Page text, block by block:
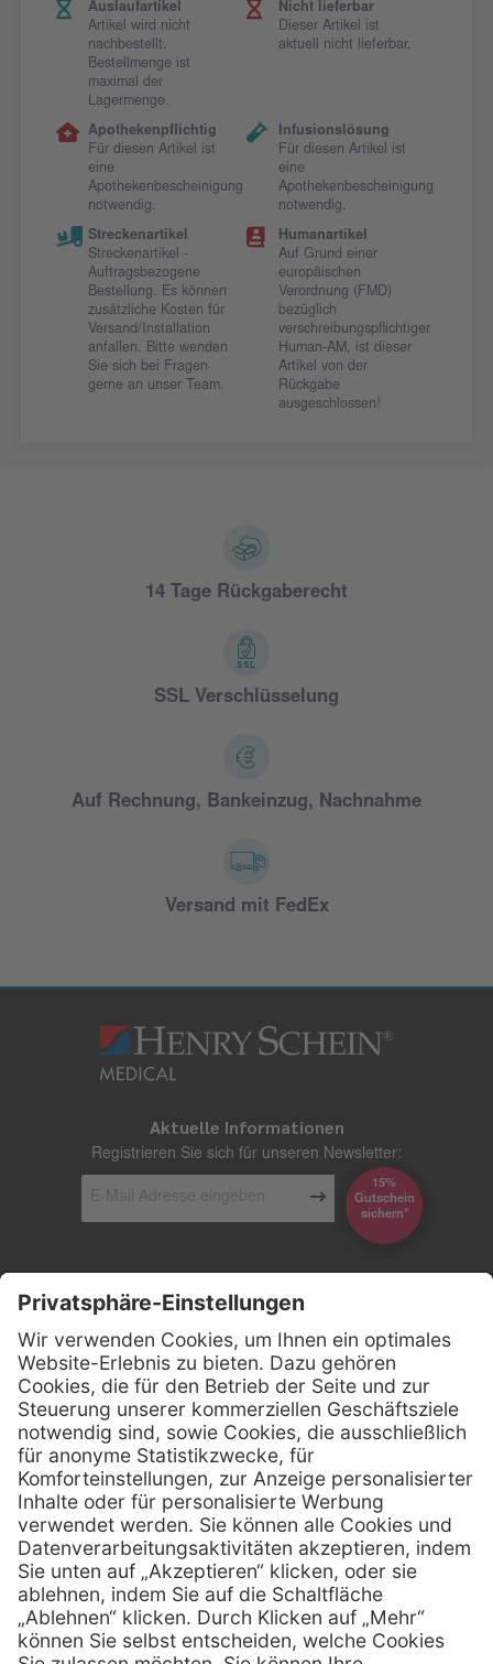
Auslaufartikel
Artikel wird nicht
nachbestellt.
Bestellmenge ist
maximal der
Lagermenge.
Nicht lieferbar
Dieser Artikel ist
aktuell nicht lieferbar.
Apothekenpflichtig
Für diesen Artikel ist
eine
Apothekenbescheinigung
notwendig.
Infusionslösung
Für diesen Artikel ist
eine
Apothekenbescheinigung
notwendig.
Streckenartikel
Streckenartikel -
Auftragsbezogene
Bestellung. Es können
zusätzliche Kosten für
Versand/Installation
anfallen. Bitte wenden
Sie sich bei Fragen
gerne an unser Team.
Humanartikel
Auf Grund einer
europäischen
Verordnung (FMD)
bezüglich
verschreibungspflichtiger
Human-AM, ist dieser
Artikel von der
Rückgabe
ausgeschlossen!
14 Tage Rückgaberecht
SSL Verschlüsselung
Auf Rechnung, Bankeinzug, Nachnahme
Versand mit FedEx
Aktuelle Informationen
Registrieren Sie sich für unseren Newsletter:
15%
Gutschein
*sichern
Kontakt
Firmensitz
Henry Schein Medical GmbH
Alt-Moabit 96 b
D-10559 Berlin
Telefon: 0800 - 888 777 6
Telefax: 0800 - 888 777 8
E-Mail: info @ henryschein-med.de
Services
Fernwartung
Hilfe
FAQs